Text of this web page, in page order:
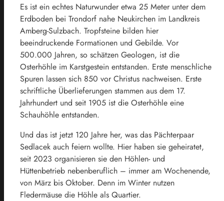
Es ist ein echtes Naturwunder etwa 25 Meter unter dem
Erdboden bei Trondorf nahe Neukirchen im Landkreis
Amberg-Sulzbach. Tropfsteine bilden hier
beeindruckende Formationen und Gebilde. Vor
500.000 Jahren, so schätzen Geologen, ist die
Osterhöhle im Karstgestein entstanden. Erste menschliche
Spuren lassen sich 850 vor Christus nachweisen. Erste
schriftliche Überlieferungen stammen aus dem 17.
Jahrhundert und seit 1905 ist die Osterhöhle eine
Schauhöhle entstanden.
Und das ist jetzt 120 Jahre her, was das Pächterpaar
Sedlacek auch feiern wollte. Hier haben sie geheiratet,
seit 2023 organisieren sie den Höhlen- und
Hüttenbetrieb nebenberuflich – immer am Wochenende,
von März bis Oktober. Denn im Winter nutzen
Fledermäuse die Höhle als Quartier.